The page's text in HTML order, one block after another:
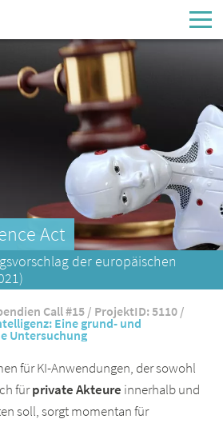
address
Passwort vergessen
Act
der europäischen
Call #15 / ProjektID: 5110 /
Eine grund- und
Untersuchung
für KI-Anwendungen, der sowohl
fürprivateAkteure innerhalb und
soll, sorgt momentan für